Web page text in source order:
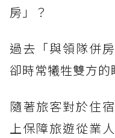
房」？
過去「與領隊併
卻時常犧牲雙方的
隨著旅客對於住
上保障旅遊從業